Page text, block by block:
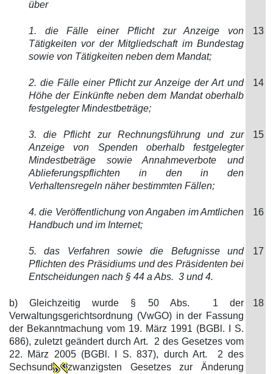
über
1. die Fälle einer Pflicht zur Anzeige von
Tätigkeiten vor der Mitgliedschaft im Bundestag
sowie von Tätigkeiten neben dem Mandat;
13
2. die Fälle einer Pflicht zur Anzeige der Art und
Höhe der Einkünfte neben dem Mandat oberhalb
festgelegter Mindestbeträge;
14
3. die Pflicht zur Rechnungsführung und zur
Anzeige von Spenden oberhalb festgelegter
Mindestbeträge sowie Annahmeverbote und
Ablieferungspflichten in den in den
Verhaltensregeln näher bestimmten Fällen;
15
4. die Veröffentlichung von Angaben im Amtlichen
Handbuch und im Internet;
16
5. das Verfahren sowie die Befugnisse und
Pflichten des Präsidiums und des Präsidenten bei
Entscheidungen nach § 44 a Abs. 3 und 4.
17
b) Gleichzeitig wurde § 50 Abs. 1 der
Verwaltungsgerichtsordnung (VwGO) in der Fassung
der Bekanntmachung vom 19. März 1991 (BGBl. I S.
686), zuletzt geändert durch Art. 2 des Gesetzes vom
22. März 2005 (BGBl. I S. 837), durch Art. 2 des
Sechsund
zwanzigsten Gesetzes zur Änderung
18